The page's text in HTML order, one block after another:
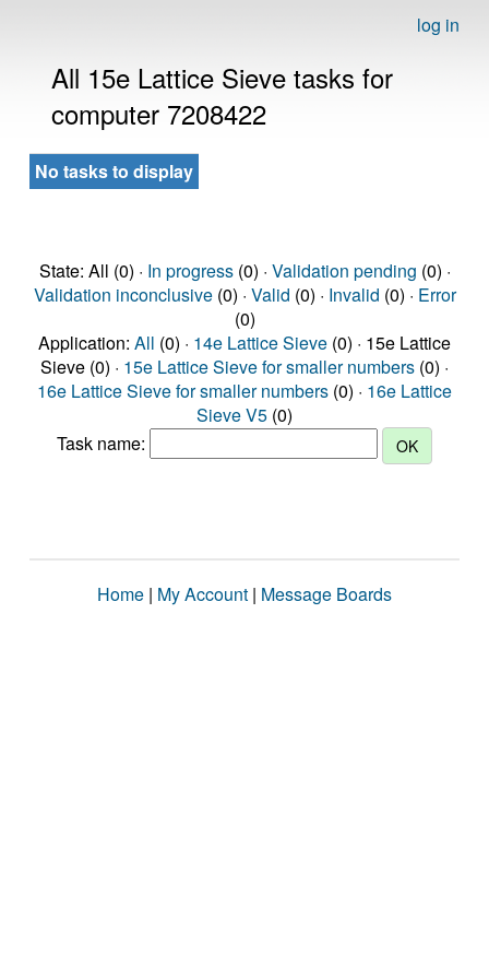
log in
All 15e Lattice Sieve tasks for
computer 7208422
No tasks to display
State: All (0) · In progress(0) · Validation pending (0) ·
Validation inconclusive(0) · Valid (0) · Invalid (0) · Error
(0)
Application: All (0) · 14e Lattice Sieve (0) · 15e Lattice
Sieve (0) · 15e Lattice Sieve for smaller numbers (0) ·
16e Lattice Sieve for smaller numbers (0) · 16e Lattice
Sieve V5 (0)
Task name:
Home | My Account | Message Boards